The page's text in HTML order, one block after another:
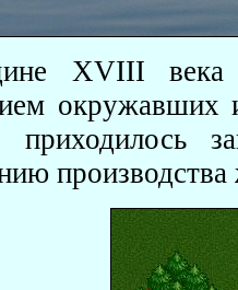
XVIII века
окружавших
приходилось
производства